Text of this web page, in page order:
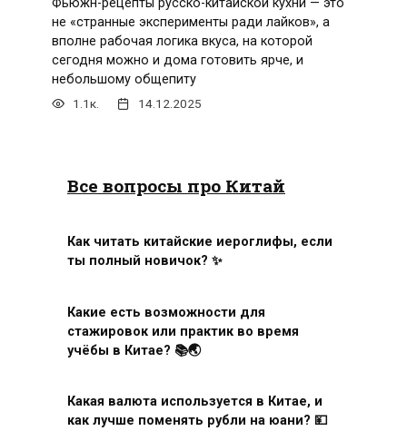
Фьюжн-рецепты русско-китайской кухни — это
не «странные эксперименты ради лайков», а
вполне рабочая логика вкуса, на которой
сегодня можно и дома готовить ярче, и
небольшому общепиту
1.1к. 14.12.2025
Все вопросы про Китай
Как читать китайские иероглифы, если
ты полный новичок? ✨
Какие есть возможности для
стажировок или практик во время
учёбы в Китае? 📚🌏
Какая валюта используется в Китае, и
как лучше поменять рубли на юани? 💴